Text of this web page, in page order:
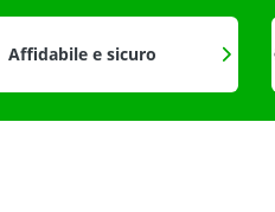
Affidabile e sicuro